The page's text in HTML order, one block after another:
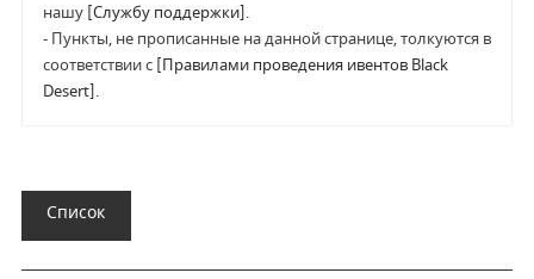
нашу [Службу поддержки].
- Пункты, не прописанные на данной странице, толкуются в
соответствии с [Правилами проведения ивентов Black
Desert].
Список